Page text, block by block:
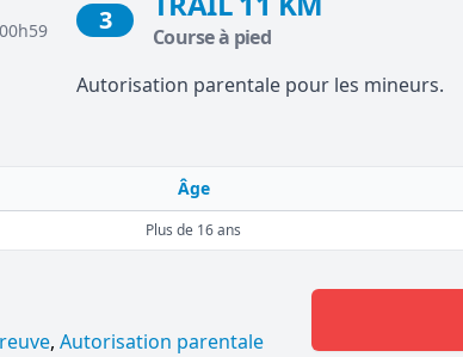
3
Course à pied
Autorisation parentale pour les mineurs.
Âge
Plus de 16 ans
, Autorisation parentale